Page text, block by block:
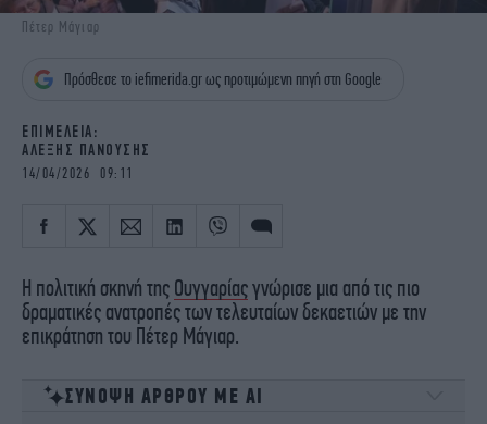
iOPINIONS
OSCARS
THE OCEAN
NEWSLETTER
Πέτερ Μάγιαρ
Πρόσθεσε το iefimerida.gr ως προτιμώμενη πηγή στη Google
EΠΙΜΕΛΕΙΑ:
ΑΛΕΞΗΣ ΠΑΝΟΥΣΗΣ
14/04/2026 09:11
Η πολιτική σκηνή της Ουγγαρίαςγνώρισε μια από τις πιο
δραματικές ανατροπές των τελευταίων δεκαετιών με την
επικράτηση του Πέτερ Μάγιαρ.
ΣΥΝΟΨΗ ΑΡΘΡΟΥ ΜΕ ΑΙ